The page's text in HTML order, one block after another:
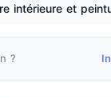
intérieure et
?